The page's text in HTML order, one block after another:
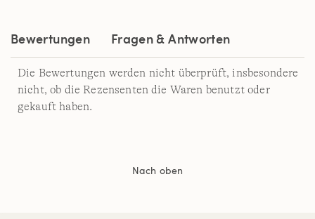
Bewertungen Fragen & Antworten
Die Bewertungen werden nicht überprüft, insbesondere
nicht, ob die Rezensenten die Waren benutzt oder
gekauft haben.
Nach oben